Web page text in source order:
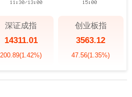
深证成指
14311.01
200.89(1.42%)
创业板指
3563.12
47.56(1.35%)